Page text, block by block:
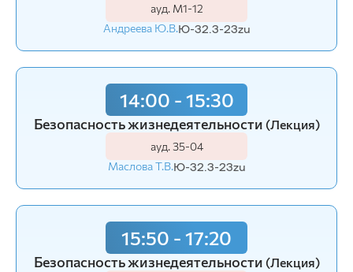
ауд. М1-12
Андреева Ю.В.Ю-32.3-23zu
14:00 - 15:30
Безопасность жизнедеятельности (Лекция)
ауд. З5-04
Маслова Т.В.Ю-32.3-23zu
15:50 - 17:20
Безопасность жизнедеятельности (Лекция)